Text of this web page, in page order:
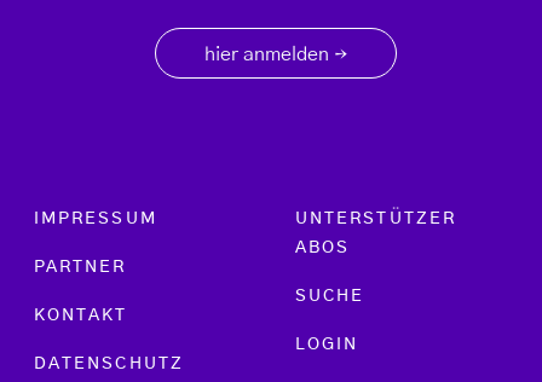
hier anmelden →
Footer menu
IMPRESSUM
PARTNER
KONTAKT
DATENSCHUTZ
UNTERSTÜTZER
ABOS
SUCHE
LOGIN